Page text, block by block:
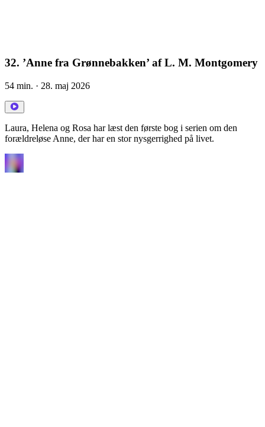
32. ’Anne fra Grønnebakken’ af L. M. Montgomery
54 min. · 28. maj 2026
Laura, Helena og Rosa har læst den første bog i serien om den
forældreløse Anne, der har en stor nysgerrighed på livet.